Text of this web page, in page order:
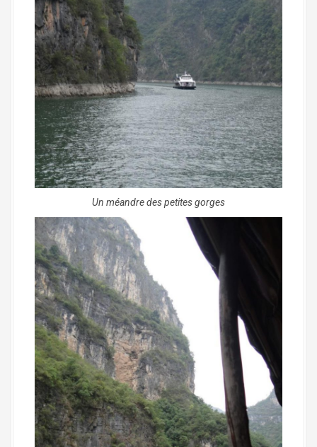
Un méandre des petites gorges